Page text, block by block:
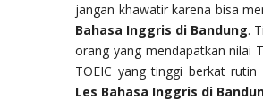
jangan khawatir karena bisa
Bahasa Inggris di Bandung.
orang yang mendapatkan nilai
TOEIC yang tinggi berkat rutin
Les Bahasa Inggris di